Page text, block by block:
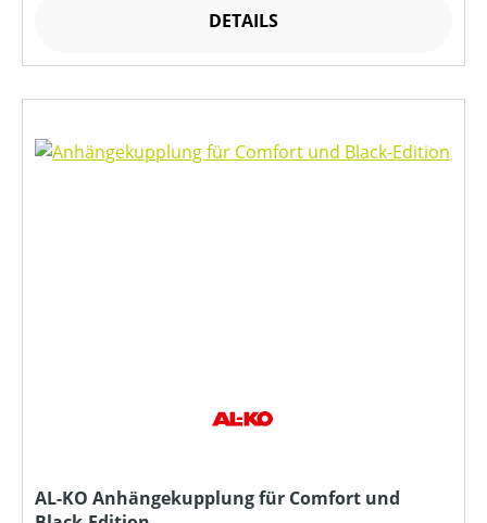
DETAILS
AL-KO Anhängekupplung für Comfort und